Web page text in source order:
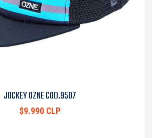
JOCKEY OZNE COD.9507
$9.990 CLP